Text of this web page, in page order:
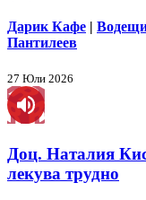
Дарик Кафе |
Пантилеев
27 Юли 2026
Доц. Наталия
лекува трудно